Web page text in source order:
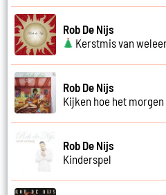
Rob De Nijs
Kerstmis van
Rob De Nijs
Kijken hoe het
Rob De Nijs
Kinderspel